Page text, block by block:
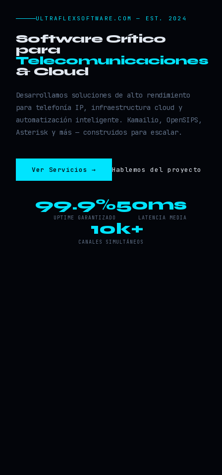
ULTRAFLEXSOFTWARE.COM — EST. 2024
Software Crítico
para
Telecomunicaciones
& Cloud
Desarrollamos soluciones de alto rendimiento
para telefonía IP, infraestructura cloud y
automatización inteligente. Kamailio, OpenSIPS,
Asterisk y más — construidos para escalar.
Ver Servicios → Hablemos del proyecto
99.9%
UPTIME GARANTIZADO
50ms
LATENCIA MEDIA
10k+
CANALES SIMULTÁNEOS